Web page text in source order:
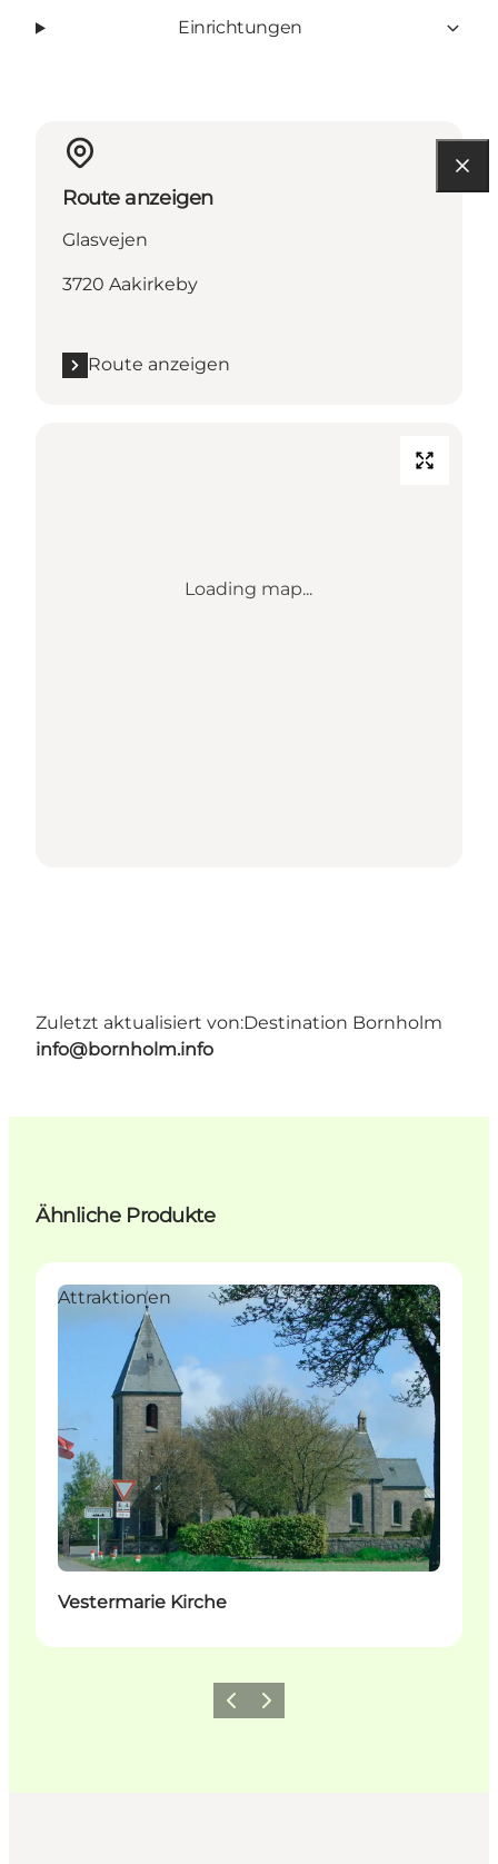
Einrichtungen
Route anzeigen
Glasvejen
3720 Aakirkeby
Route anzeigen
Loading map...
Zuletzt aktualisiert von:Destination Bornholm
info@bornholm.info
Ähnliche Produkte
Attraktionen
Vestermarie Kirche
ZurückWeiter